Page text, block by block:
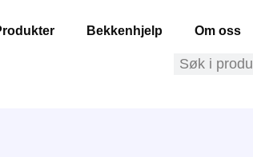
Bekkenhjelp Om oss